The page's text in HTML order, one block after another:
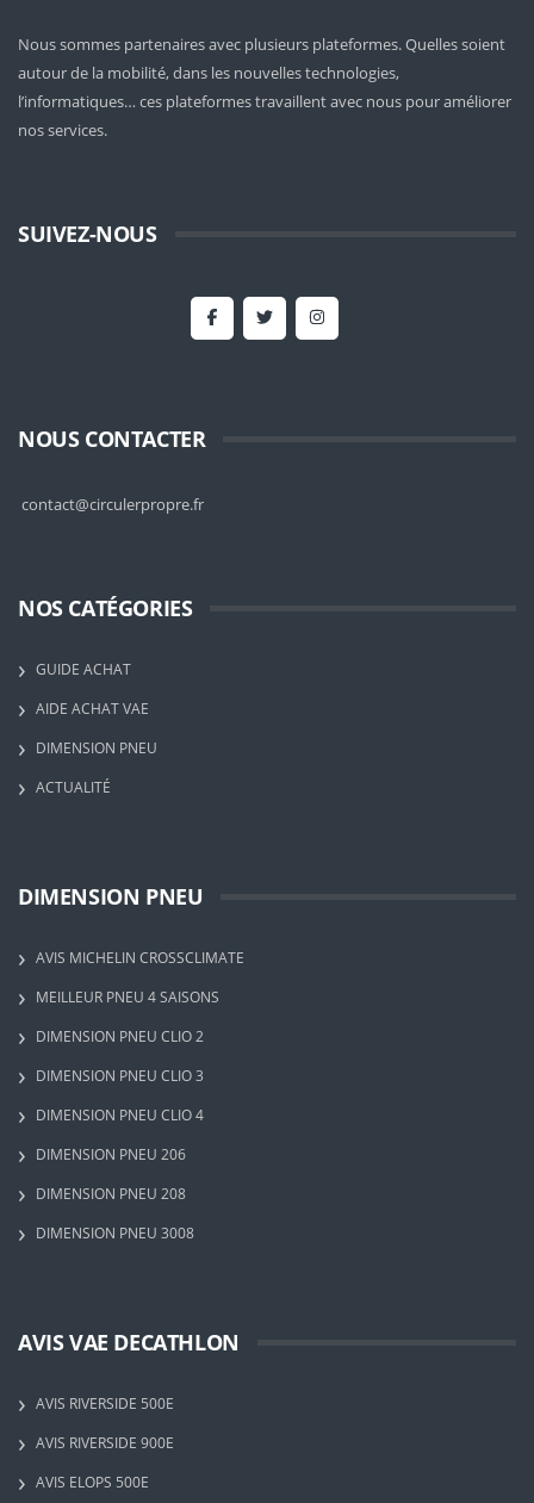
Nous sommes partenaires avec plusieurs plateformes. Quelles soient
autour de la mobilité, dans les nouvelles technologies,
l’informatiques… ces plateformes travaillent avec nous pour améliorer
nos services.
SUIVEZ-NOUS
NOUS CONTACTER
contact@circulerpropre.fr
NOS CATÉGORIES
GUIDE ACHAT
AIDE ACHAT VAE
DIMENSION PNEU
ACTUALITÉ
DIMENSION PNEU
AVIS MICHELIN CROSSCLIMATE
MEILLEUR PNEU 4 SAISONS
DIMENSION PNEU CLIO 2
DIMENSION PNEU CLIO 3
DIMENSION PNEU CLIO 4
DIMENSION PNEU 206
DIMENSION PNEU 208
DIMENSION PNEU 3008
AVIS VAE DECATHLON
AVIS RIVERSIDE 500E
AVIS RIVERSIDE 900E
AVIS ELOPS 500E